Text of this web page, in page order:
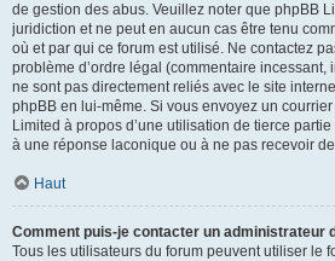
de gestion des abus. Veuillez noter que phpBB
juridiction et ne peut en aucun cas être tenu
où et par qui ce forum est utilisé. Ne contactez
problème d’ordre légal (commentaire incessant,
ne sont pas directement reliés avec le site
phpBB en lui-même. Si vous envoyez un
Limited à propos d’une utilisation de tierce
à une réponse laconique ou à ne pas recevoir
Haut
Comment puis-je contacter un administrateur
Tous les utilisateurs du forum peuvent utiliser le